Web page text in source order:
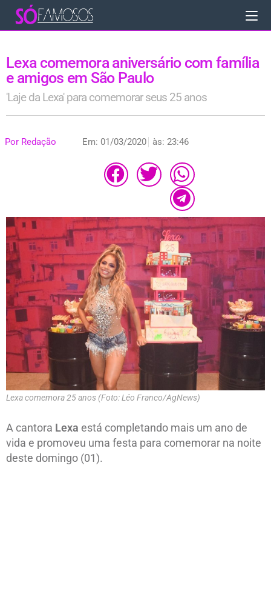
Lexa comemora aniversário com família
e amigos em São Paulo
'Laje da Lexa' para comemorar seus 25 anos
Por Redação Em: 01/03/2020 às: 23:46
Lexa comemora 25 anos (Foto: Léo Franco/AgNews)
A cantora Lexa está completando mais um ano de
vida e promoveu uma festa para comemorar na noite
deste domingo (01).